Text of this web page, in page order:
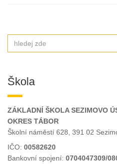
Search
for:
Škola
ZÁKLADNÍ ŠKOLA SEZIMOVO
OKRES TÁBOR
Školní náměstí 628, 391 02
IČO: 00582620
Bankovní spojení: 0704047309/